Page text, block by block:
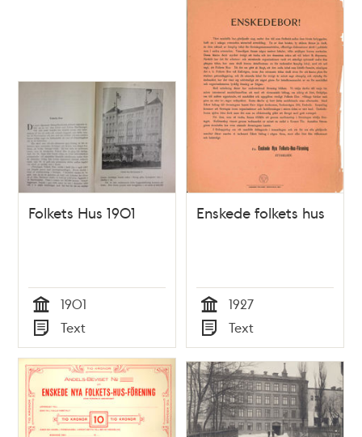
Folkets Hus 1901
Tid
1901
Typ
Text
Enskede folkets hus
Tid
1927
Typ
Text